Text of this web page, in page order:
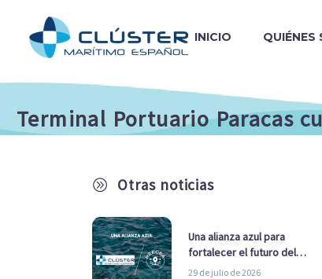
INICIO QUIÉNES
Terminal Portuario Paracas
A Otras noticias
Una alianza azul para
fortalecer el futuro del
sector marítimo
29 de julio de 2026